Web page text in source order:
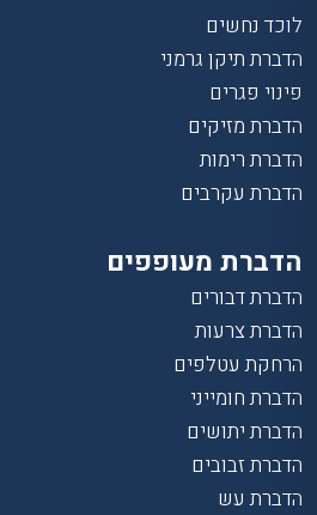
לוכד נחשים
הדברת תיקן גרמני
פינוי פגרים
הדברת מזיקים
הדברת רימות
הדברת עקרבים
הדברת מעופפים
הדברת דבורים
הדברת צרעות
הרחקת עטלפים
הדברת חומייני
הדברת יתושים
הדברת זבובים
הדברת עש